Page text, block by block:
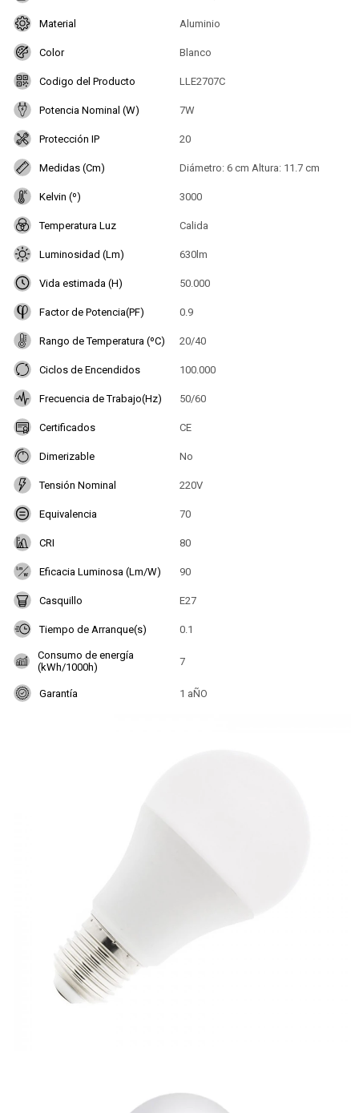
Material Aluminio
Color Blanco
Codigo del Producto LLE2707C
Potencia Nominal (W) 7W
Protección IP 20
Medidas (Cm) Diámetro: 6 cm Altura: 11.7 cm
Kelvin (º) 3000
Temperatura Luz Calida
Luminosidad (Lm) 630lm
Vida estimada (H) 50.000
Factor de Potencia(PF) 0.9
Rango de Temperatura (ºC) 20/40
Ciclos de Encendidos 100.000
Frecuencia de Trabajo(Hz) 50/60
Certificados CE
Dimerizable No
Tensión Nominal 220V
Equivalencia 70
CRI 80
Eficacia Luminosa (Lm/W) 90
Casquillo E27
Tiempo de Arranque(s) 0.1
Consumo de energía
(kWh/1000h)
7
Garantía 1 aÑO